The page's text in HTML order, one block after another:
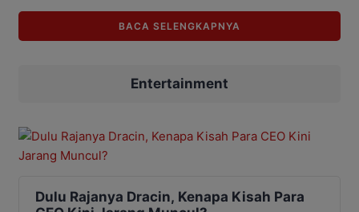
waktu baru menunjukkan sekitar pukul
11.00 WIB. Kondisi tersebut membuat
masih tersedia. Situasi […]
BACA SELENGKAPNYA
Entertainment
Dulu Rajanya Dracin, Kenapa Kisah Para